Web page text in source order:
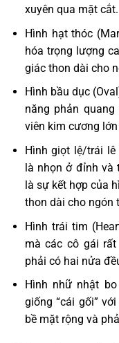
xuyên qua mặt cắt.
Hình hạt thóc
hóa trọng lượng
giác thon dài cho
Hình bầu dục
năng phản
viên kim cương
Hình giọt lệ/trái
là nhọn ở đỉnh và
là sự kết hợp của
thon dài cho ngón
Hình trái tim
mà các cô gái
phải có hai nửa
Hình nhữ nhật
giống “cái gối”
bề mặt rộng và